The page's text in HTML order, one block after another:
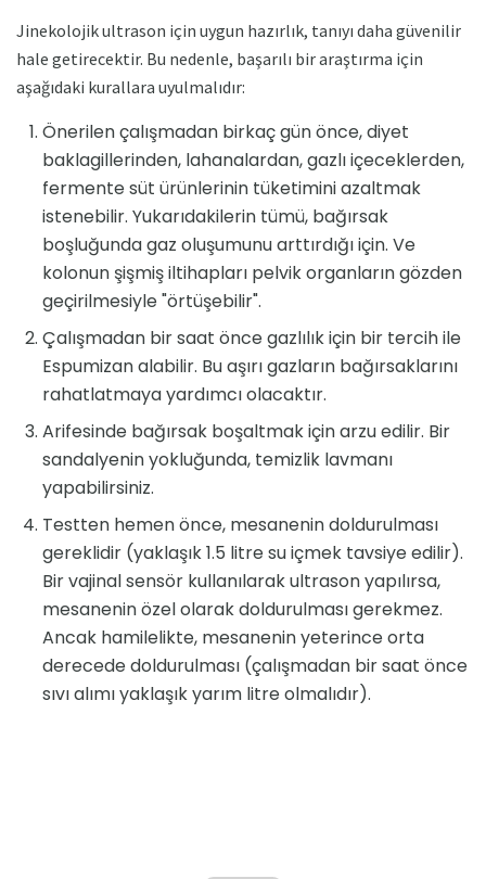
Jinekolojik ultrason için uygun hazırlık, tanıyı daha güvenilir
hale getirecektir. Bu nedenle, başarılı bir araştırma için
aşağıdaki kurallara uyulmalıdır:
Önerilen çalışmadan birkaç gün önce, diyet
baklagillerinden, lahanalardan, gazlı içeceklerden,
fermente süt ürünlerinin tüketimini azaltmak
istenebilir. Yukarıdakilerin tümü, bağırsak
boşluğunda gaz oluşumunu arttırdığı için. Ve
kolonun şişmiş iltihapları pelvik organların gözden
geçirilmesiyle "örtüşebilir".
Çalışmadan bir saat önce gazlılık için bir tercih ile
Espumizan alabilir. Bu aşırı gazların bağırsaklarını
rahatlatmaya yardımcı olacaktır.
Arifesinde bağırsak boşaltmak için arzu edilir. Bir
sandalyenin yokluğunda, temizlik lavmanı
yapabilirsiniz.
Testten hemen önce, mesanenin doldurulması
gereklidir (yaklaşık 1.5 litre su içmek tavsiye edilir).
Bir vajinal sensör kullanılarak ultrason yapılırsa,
mesanenin özel olarak doldurulması gerekmez.
Ancak hamilelikte, mesanenin yeterince orta
derecede doldurulması (çalışmadan bir saat önce
sıvı alımı yaklaşık yarım litre olmalıdır).